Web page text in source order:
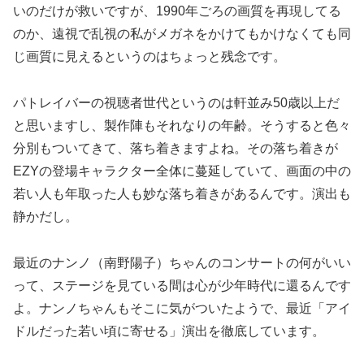
いのだけが救いですが、1990年ごろの画質を再現してる
のか、遠視で乱視の私がメガネをかけてもかけなくても同
じ画質に見えるというのはちょっと残念です。
パトレイバーの視聴者世代というのは軒並み50歳以上だ
と思いますし、製作陣もそれなりの年齢。そうすると色々
分別もついてきて、落ち着きますよね。その落ち着きが
EZYの登場キャラクター全体に蔓延していて、画面の中の
若い人も年取った人も妙な落ち着きがあるんです。演出も
静かだし。
最近のナンノ（南野陽子）ちゃんのコンサートの何がいい
って、ステージを見ている間は心が少年時代に還るんです
よ。ナンノちゃんもそこに気がついたようで、最近「アイ
ドルだった若い頃に寄せる」演出を徹底しています。